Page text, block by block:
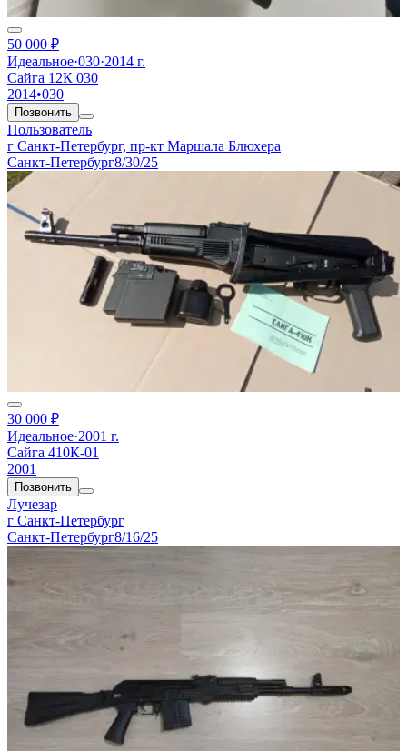
50 000 ₽
Идеальное·030·2014 г.
Сайга 12К 030
2014•030
Позвонить
Пользователь
г Санкт-Петербург, пр-кт Маршала Блюхера
Санкт-Петербург8/30/25
30 000 ₽
Идеальное·2001 г.
Сайга 410К-01
2001
Позвонить
Лучезар
г Санкт-Петербург
Санкт-Петербург8/16/25